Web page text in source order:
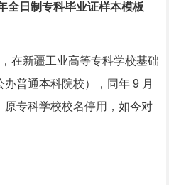
全日制专科毕业证样本模板
在新疆工业高等专科学校基础
办普通本科院校），同年 9 月
专科学校校名停用，如今对